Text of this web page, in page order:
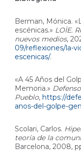
Berman, Mónica.
escénicas.» LOÏE.
nuevos medios,
09/reflexiones/la-
escenicas/.
«A 45 Años del
Memoria.»
Pueblo, https://
anos-del-golpe-
Scolari, Carlos.
teoría de la
Barcelona, 2008,